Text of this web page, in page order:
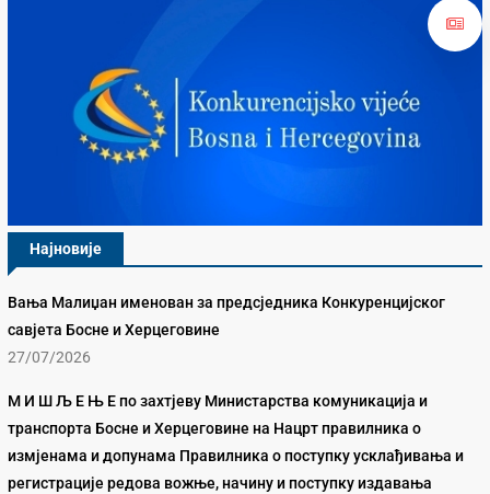
Најновије
Вања Малиџан именован за предсједника Конкуренцијског
савјета Босне и Херцеговине
27/07/2026
М И Ш Љ Е Њ Е по захтјеву Министарства комуникација и
транспорта Босне и Херцеговине на Нацрт правилника о
измјенама и допунама Правилника о поступку усклађивања и
регистрације редова вожње, начину и поступку издавања